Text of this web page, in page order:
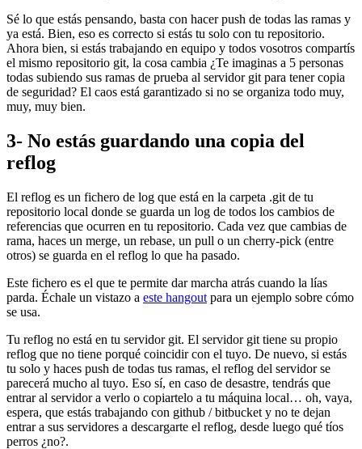
Sé lo que estás pensando, basta con hacer push de todas las ramas y
ya está. Bien, eso es correcto si estás tu solo con tu repositorio.
Ahora bien, si estás trabajando en equipo y todos vosotros compartís
el mismo repositorio git, la cosa cambia ¿Te imaginas a 5 personas
todas subiendo sus ramas de prueba al servidor git para tener copia
de seguridad? El caos está garantizado si no se organiza todo muy,
muy, muy bien.
3- No estás guardando una copia del
reflog
El reflog es un fichero de log que está en la carpeta .git de tu
repositorio local donde se guarda un log de todos los cambios de
referencias que ocurren en tu repositorio. Cada vez que cambias de
rama, haces un merge, un rebase, un pull o un cherry-pick (entre
otros) se guarda en el reflog lo que ha pasado.
Este fichero es el que te permite dar marcha atrás cuando la lías
parda. Échale un vistazo a este hangout para un ejemplo sobre cómo
se usa.
Tu reflog no está en tu servidor git. El servidor git tiene su propio
reflog que no tiene porqué coincidir con el tuyo. De nuevo, si estás
tu solo y haces push de todas tus ramas, el reflog del servidor se
parecerá mucho al tuyo. Eso sí, en caso de desastre, tendrás que
entrar al servidor a verlo o copiartelo a tu máquina local… oh, vaya,
espera, que estás trabajando con github / bitbucket y no te dejan
entrar a sus servidores a descargarte el reflog, desde luego qué tíos
perros ¿no?.